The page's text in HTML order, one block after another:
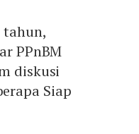
tahun,
PPnBM
diskusi
Siap